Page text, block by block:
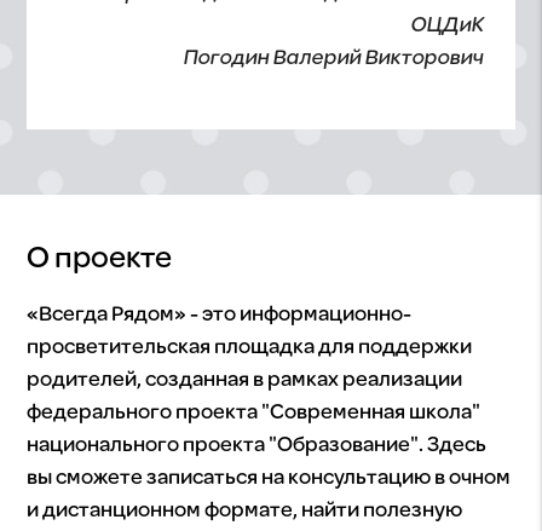
ОЦДиК
Погодин Валерий Викторович
О проекте
«Всегда Рядом» - это информационно-
просветительская площадка для поддержки
родителей, созданная в рамках реализации
федерального проекта "Современная школа"
национального проекта "Образование". Здесь
вы сможете записаться на консультацию в очном
и дистанционном формате, найти полезную